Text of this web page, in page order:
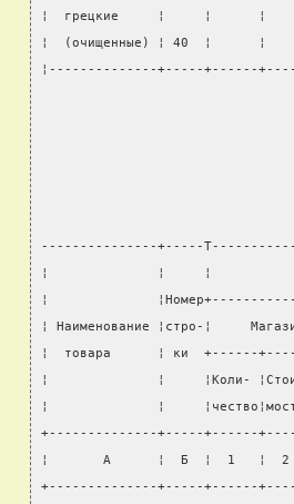
¦  грецкие     ¦     ¦
¦  (очищенные) ¦ 40  ¦
¦--------------+-----+------
---------------+-----
¦              ¦     ¦
¦
¦ Наименование ¦стро-¦
¦  товара      ¦ ки  +------
¦              ¦     ¦Коли- ¦Стои-
¦              ¦     ¦чество¦мость¦
+--------------+-----+------
¦       А      ¦  Б  ¦  1   ¦  2
+--------------+-----+------